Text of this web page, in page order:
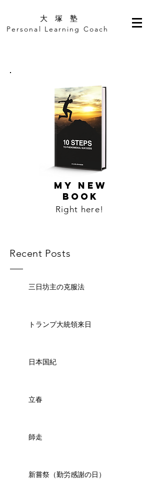
​大 塚 塾
Personal Learning Coach
MY NEW
BOOK
Right here!
Recent Posts
三日坊主の克服法
トランプ大統領来日
日本国紀
立春
師走
新嘗祭（勤労感謝の日）